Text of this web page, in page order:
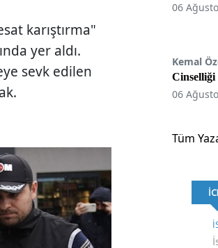
karıştırma"
yer aldı.
sevk edilen
06
Kemal
Cinselliği
06
Tüm